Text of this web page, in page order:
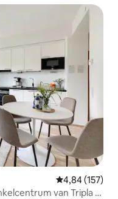
Gemiddelde
4,84 (157)
van Tripla |